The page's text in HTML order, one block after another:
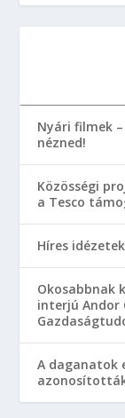
Nyári filmek
nézned!
Közösségi
a Tesco
Híres
Okosabbnak
interjú Andor
A daganatok